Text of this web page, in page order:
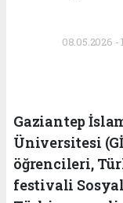
08.05.2026 -
Gaziantep
Üniversitesi
öğrencileri,
festivali